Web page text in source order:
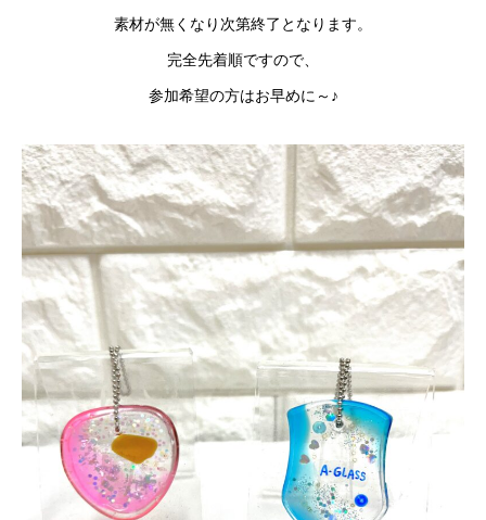
素材が無くなり次第終了となります。
完全先着順ですので、
参加希望の方はお早めに～♪